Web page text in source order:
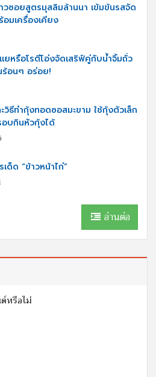
วซอยสูตรมุสลิมล้านนา เข้มข้นรสจัด
มเครื่องเคียง
ยหรือโรตีโอ่งจัดเสริฟ์คู่กับนํ้าจิ้มถั่ว
อนๆ อร่อย!
วิธีทำกุ้งทอดซอสมะขาม ใช้กุ้งตัวเล็ก
บกินหัวกุ้งได้
เด็ด “ข้าวหน้าไก่”
อ่านต่อ
หรือไม่